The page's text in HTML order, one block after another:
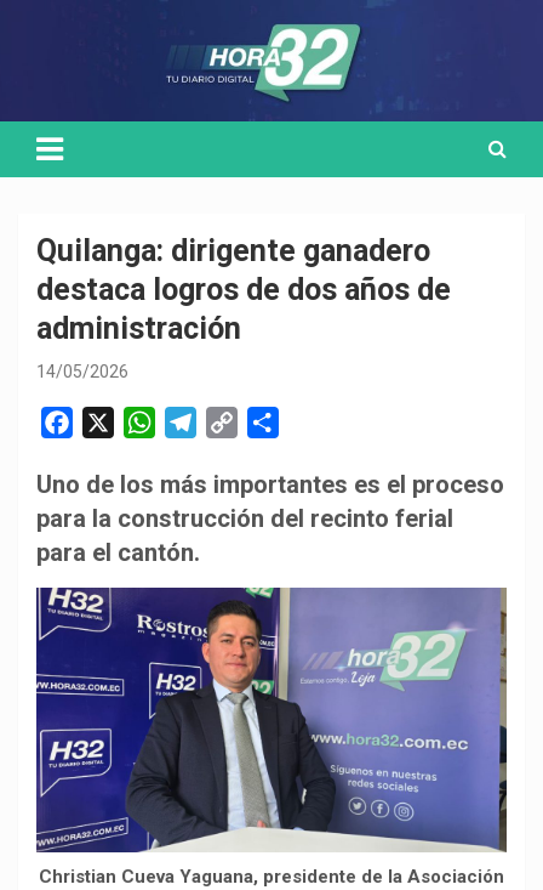
Quilanga: dirigente ganadero
destaca logros de dos años de
administración
14/05/2026
c
e
b
o
W
a
t
s
p
l
e
m
p
y
n
k
m
p
i
Uno de los más importantes es el proceso
para la construcción del recinto ferial
para el cantón.
Christian Cueva Yaguana, presidente de la Asociación